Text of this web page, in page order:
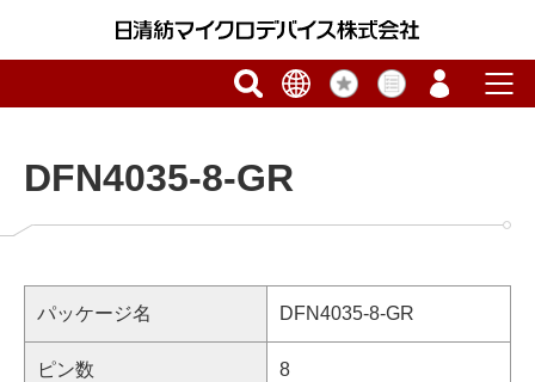
DFN4035-8-GR
パッケージ名 DFN4035-8-GR
ピン数 8